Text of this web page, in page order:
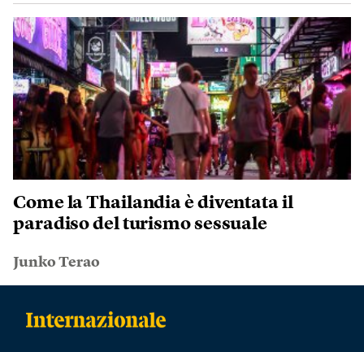
Come la Thailandia è diventata il
paradiso del turismo sessuale
Junko Terao